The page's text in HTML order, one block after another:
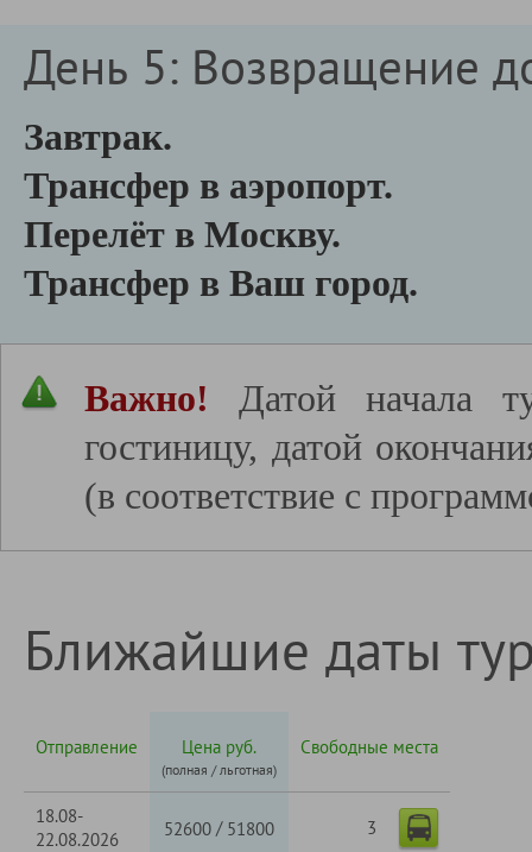
День 5: Возвращение
Завтрак.
Трансфер в аэропорт.
Перелёт в Москву.
Трансфер в Ваш город.
Важно!
Датой начала
гостиницу, датой
(в соответствие с
Ближайшие даты
Отправление Цена руб.
(полная / льготная)
Свободные места
18.08-
22.08.2026
52600 / 51800 3